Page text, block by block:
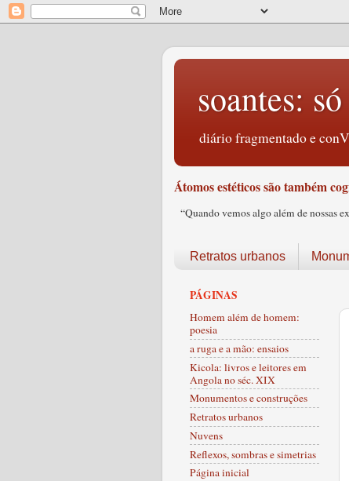
soantes:
diário fragmentado e
Átomos estéticos são também
“Quando vemos algo além de nossas
Retratos urbanos
PÁGINAS
Homem além de homem:
poesia
a ruga e a mão: ensaios
Kicola: livros e leitores em
Angola no séc. XIX
Monumentos e construções
Retratos urbanos
Nuvens
Reflexos, sombras e simetrias
Página inicial